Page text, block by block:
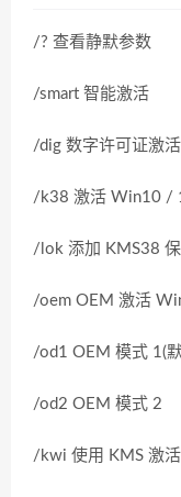
/? 查看静默参数
/smart 智能激活
/dig 数字许可证激
/k38 激活 Win10 /
/lok 添加 KMS38
/oem OEM 激活
/od1 OEM 模式 1(
/od2 OEM 模式 2
/kwi 使用 KMS 激